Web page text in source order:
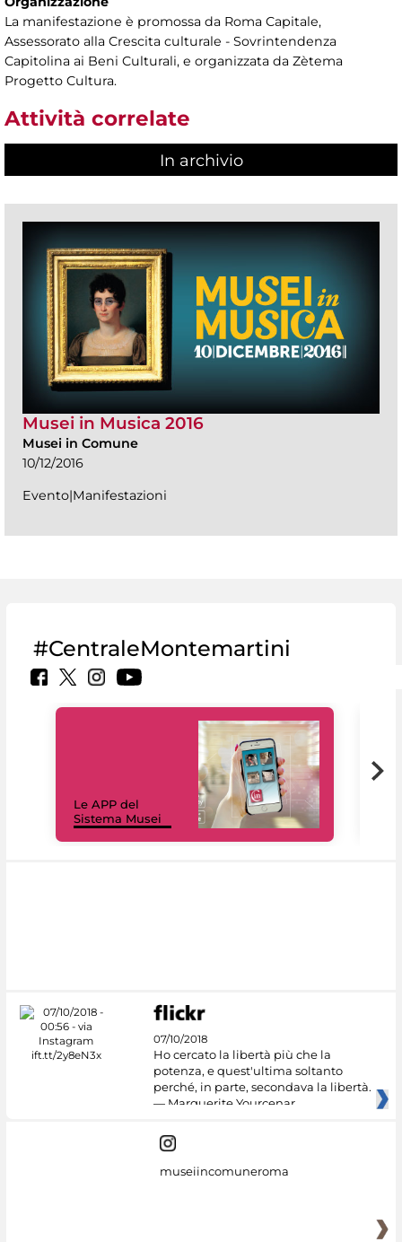
La manifestazione è promossa da Roma Capitale,
Assessorato alla Crescita culturale - Sovrintendenza
Capitolina ai Beni Culturali, e organizzata da Zètema
Progetto Cultura.
Attività correlate
In archivio
Musei in Musica 2016
Musei in Comune
10/12/2016
Evento|Manifestazioni
#CentraleMontemartini
Le APP del
Sistema Musei
07/10/2018
Ho cercato la libertà più che la
potenza, e quest'ultima soltanto
perché, in parte, secondava la libertà.
— Marguerite Yourcenar
museiincomuneroma